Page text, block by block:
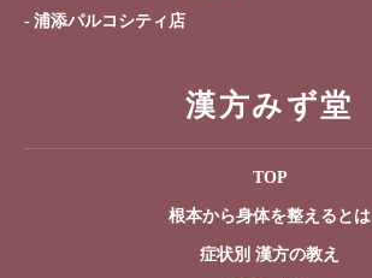
浦添パルコシティ店
漢方みず堂
TOP
根本から身体を整えるとは
症状別 漢方の教え